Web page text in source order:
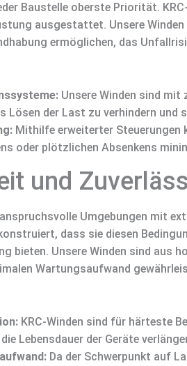
Baustelle oberste Priorität.
ausgestattet. Unsere
ermöglichen, das
Unsere Winden sind
Lösen der Last zu verhindern
Mithilfe erweiterter Steuerungen
oder plötzlichen Absenkens
und
Umgebungen mit
dass sie diesen
bieten. Unsere Winden sind aus
Wartungsaufwand
KRC-Winden sind für härteste
Lebensdauer der Geräte
Da der Schwerpunkt auf